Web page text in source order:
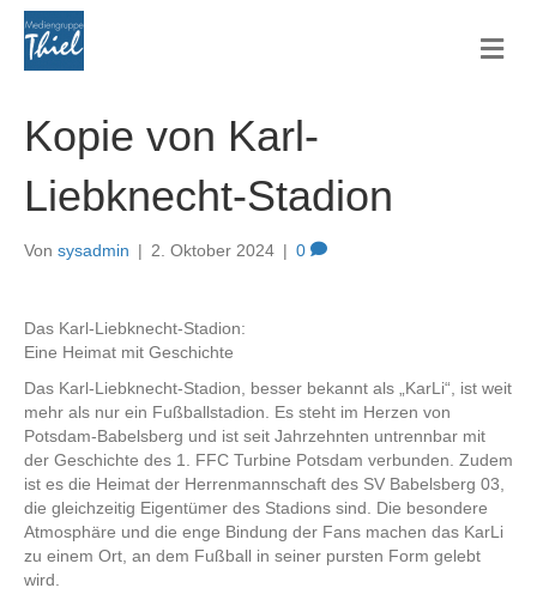
Kopie von Karl-
Liebknecht-Stadion
Von sysadmin | 2. Oktober 2024 | 0
Das Karl-Liebknecht-Stadion:
Eine Heimat mit Geschichte
Das Karl-Liebknecht-Stadion, besser bekannt als „KarLi“, ist weit
mehr als nur ein Fußballstadion. Es steht im Herzen von
Potsdam-Babelsberg und ist seit Jahrzehnten untrennbar mit
der Geschichte des 1. FFC Turbine Potsdam verbunden. Zudem
ist es die Heimat der Herrenmannschaft des SV Babelsberg 03,
die gleichzeitig Eigentümer des Stadions sind. Die besondere
Atmosphäre und die enge Bindung der Fans machen das KarLi
zu einem Ort, an dem Fußball in seiner pursten Form gelebt
wird.